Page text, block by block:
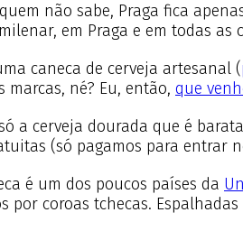
não sabe, Praga fica
em Praga e em todas
caneca de cerveja artesanal (
né? Eu, então, que
a cerveja dourada que é
(só pagamos para entrar
é um dos poucos países da
por coroas tchecas.